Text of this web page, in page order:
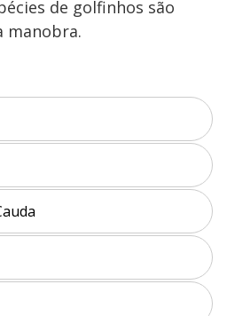
V
i
d
e
o
de golfinhos são
manobra.